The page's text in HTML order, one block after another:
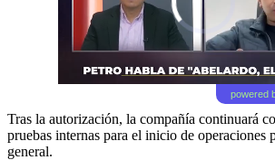
powered
Tras la autorización, la compañía continuará
pruebas internas para el inicio de operaciones
general.